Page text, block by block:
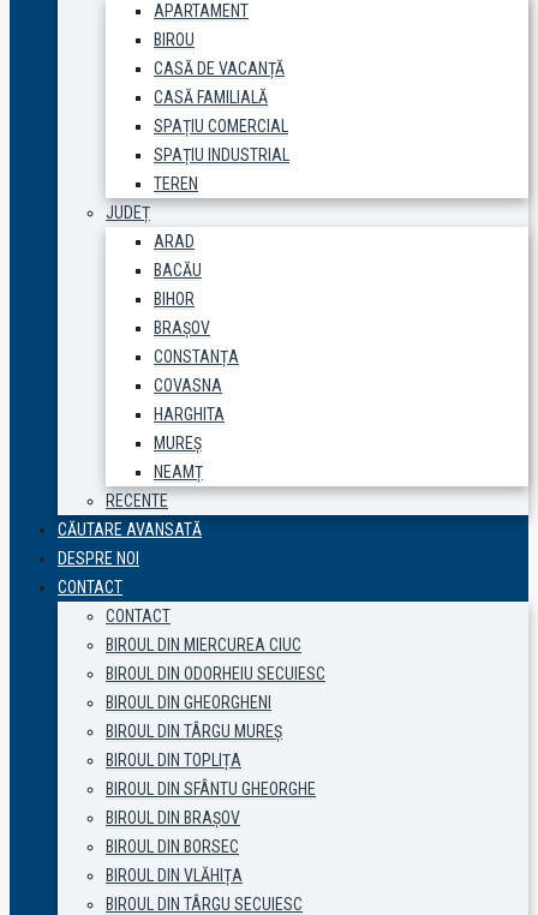
APARTAMENT
BIROU
CASĂ DE VACANȚĂ
CASĂ FAMILIALĂ
SPAȚIU COMERCIAL
SPAȚIU INDUSTRIAL
TEREN
JUDEȚ
ARAD
BACĂU
BIHOR
BRAȘOV
CONSTANȚA
COVASNA
HARGHITA
MUREȘ
NEAMȚ
RECENTE
CĂUTARE AVANSATĂ
DESPRE NOI
CONTACT
CONTACT
BIROUL DIN MIERCUREA CIUC
BIROUL DIN ODORHEIU SECUIESC
BIROUL DIN GHEORGHENI
BIROUL DIN TÂRGU MUREȘ
BIROUL DIN TOPLIȚA
BIROUL DIN SFÂNTU GHEORGHE
BIROUL DIN BRAȘOV
BIROUL DIN BORSEC
BIROUL DIN VLĂHIȚA
BIROUL DIN TÂRGU SECUIESC